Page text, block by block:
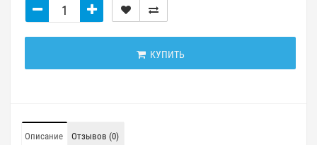
КУПИТЬ
Описание Отзывов (0)